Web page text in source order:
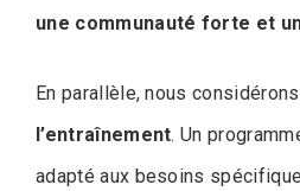
une communauté forte et
En parallèle, nous
l’entraînement. Un
adapté aux besoins